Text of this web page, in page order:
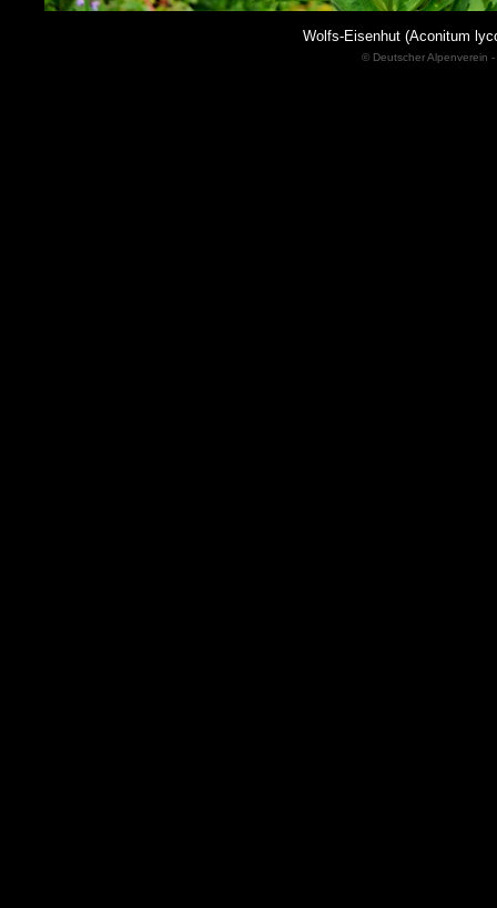
Wolfs-Eisenhut (Aconitum
© Deutscher Alpenverein